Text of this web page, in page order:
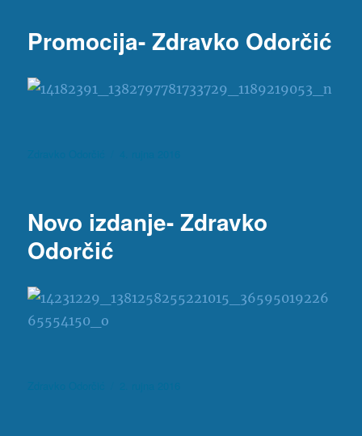
Promocija- Zdravko Odorčić
Novo izdanje- Zdravko
Odorčić